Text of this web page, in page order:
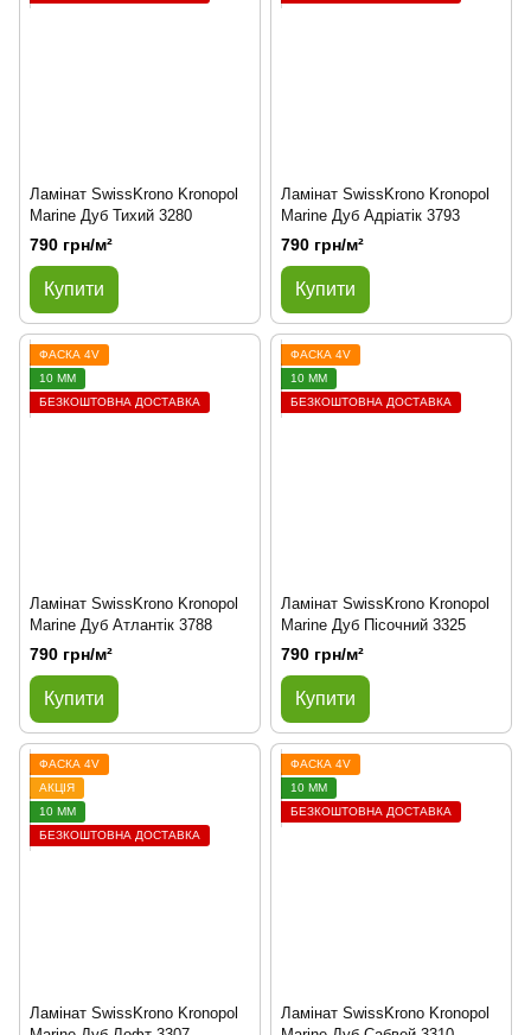
Ламінат SwissKrono Kronopol
Marine Дуб Тихий 3280
790 грн/м²
Купити
Ламінат SwissKrono Kronopol
Marine Дуб Адріатік 3793
790 грн/м²
Купити
ФАСКА 4V
10 ММ
БЕЗКОШТОВНА ДОСТАВКА
Ламінат SwissKrono Kronopol
Marine Дуб Атлантік 3788
790 грн/м²
Купити
ФАСКА 4V
10 ММ
БЕЗКОШТОВНА ДОСТАВКА
Ламінат SwissKrono Kronopol
Marine Дуб Пісочний 3325
790 грн/м²
Купити
ФАСКА 4V
АКЦІЯ
10 ММ
БЕЗКОШТОВНА ДОСТАВКА
Ламінат SwissKrono Kronopol
ФАСКА 4V
10 ММ
БЕЗКОШТОВНА ДОСТАВКА
Ламінат SwissKrono Kronopol